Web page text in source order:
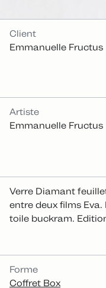
Client
Emmanuelle Fructus
Artiste
Emmanuelle Fructus
Verre Diamant
entre deux films
toile buckram.
CATÉGORIES
Forme
Coffret Box